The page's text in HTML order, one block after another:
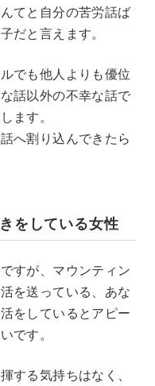
てと自分の苦労話ば
だと言えます。
でも他人よりも優位
話以外の不幸な話で
ます。
へ割り込んできたら
をしている女性
すが、マウンティン
を送っている、あな
をしているとアピー
です。
する気持ちはなく、